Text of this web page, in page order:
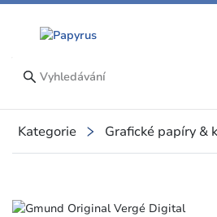
Kategorie Grafické papíry &
Slide 1 of 7